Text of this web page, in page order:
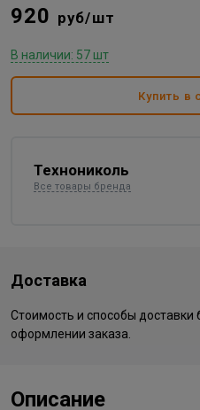
920 руб/шт
В наличии: 57 шт
Купить в
Технониколь
Все товары бренда
Доставка
Стоимость и способы доставки
оформлении заказа.
Описание